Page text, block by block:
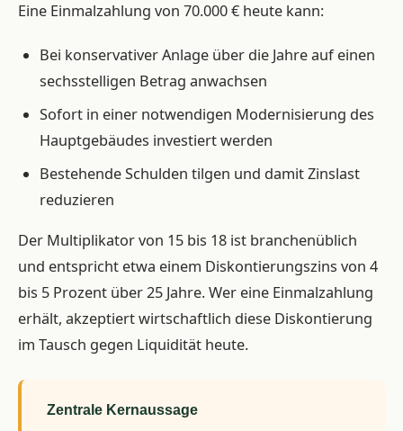
Eine Einmalzahlung von 70.000 € heute kann:
Bei konservativer Anlage über die Jahre auf einen
sechsstelligen Betrag anwachsen
Sofort in einer notwendigen Modernisierung des
Hauptgebäudes investiert werden
Bestehende Schulden tilgen und damit Zinslast
reduzieren
Der Multiplikator von 15 bis 18 ist branchenüblich
und entspricht etwa einem Diskontierungszins von 4
bis 5 Prozent über 25 Jahre. Wer eine Einmalzahlung
erhält, akzeptiert wirtschaftlich diese Diskontierung
im Tausch gegen Liquidität heute.
Zentrale Kernaussage